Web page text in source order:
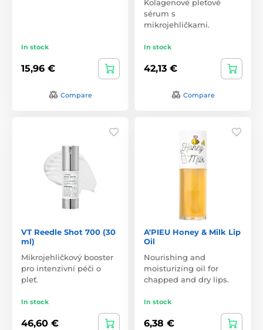
In stock
15,96 €
Compare
Kolagenové pleťové
sérum s
mikrojehličkami.
In stock
42,13 €
Compare
VT Reedle Shot 700 (30
ml)
Mikrojehličkový booster
pro intenzivní péči o
pleť.
In stock
46,60 €
A'PIEU Honey & Milk Lip
Oil
Nourishing and
moisturizing oil for
chapped and dry lips.
In stock
6,38 €